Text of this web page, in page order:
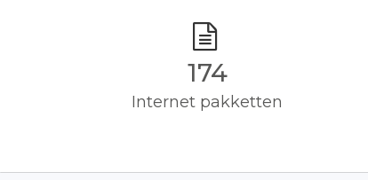
175
Internet pakketten